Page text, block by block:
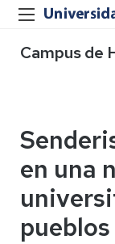
Campus de
en una